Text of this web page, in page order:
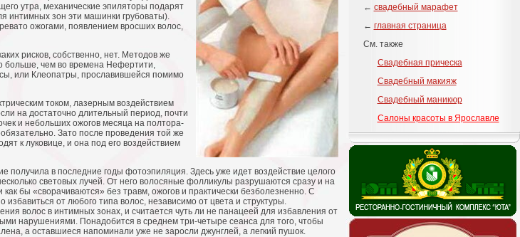
утра, механические эпиляторы подарят
интимных зон эти машинки грубоваты).
ожогами, появлением вросших волос,
рисков, собственно, нет. Методов же
больше, чем во времена Нефертити,
или Клеопатры, прославившейся помимо
током, лазерным воздействием
на достаточно длительный период, почти
и небольших ожогов месяца на полтора-
Зато после проведения той же
к луковице, и она под его воздействием
получила в последние годы фотоэпиляция. Здесь уже идет воздействие целого
световых лучей. От него волосяные фолликулы разрушаются сразу и на
бы «сворачиваются» без травм, ожогов и практически безболезненно. С
от любого типа волос, независимо от цвета и структуры.
волос в интимных зонах, и считается чуть ли не панацеей для избавления от
нарушениями. Понадобится в среднем три-четыре сеанса для того, чтобы
а оставшиеся напоминали уже не заросли джунглей, а легкий пушок.
← свадебный марафет
← главная страница
См. также
Свадебная прическа
Свадебный макияж
Свадебный маникюр
Салоны красоты в Ярославле